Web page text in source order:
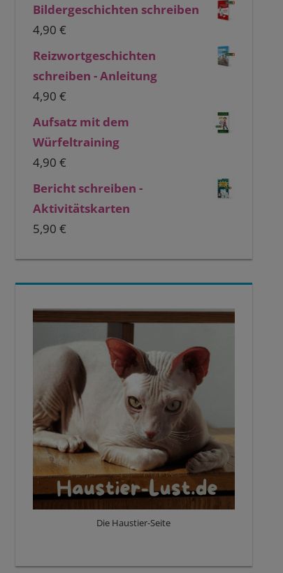
Bildergeschichten schreiben
4,90€
Reizwortgeschichten
schreiben - Anleitung
4,90€
Aufsatz mit dem
Würfeltraining
4,90€
Bericht schreiben -
Aktivitätskarten
5,90€
Die Haustier-Seite